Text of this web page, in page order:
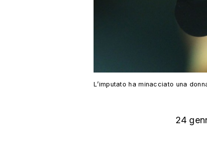
L’imputato ha minacciato una
24